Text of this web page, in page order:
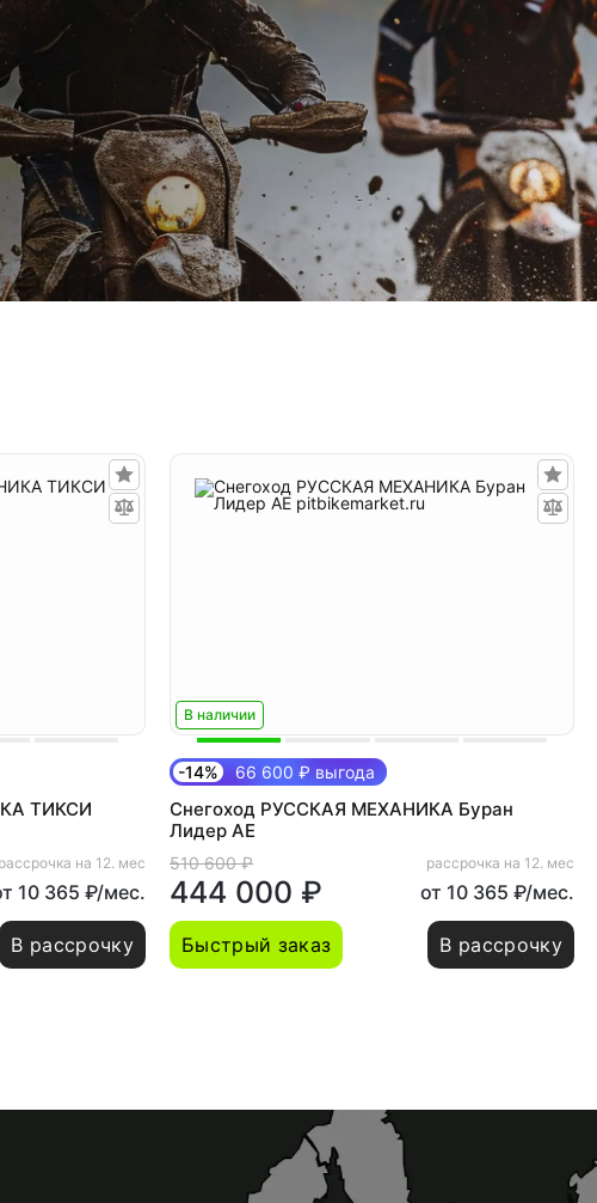
ТИКСИ
рассрочка на 12. мес
10 365 ₽/мес.
В рассрочку
В наличии
-14% 66 600 ₽ выгода
Снегоход РУССКАЯ МЕХАНИКА Буран
Лидер АЕ
510 600 ₽
444 000 ₽
рассрочка на 12. мес
от 10 365 ₽/мес.
Быстрый заказ В рассрочку